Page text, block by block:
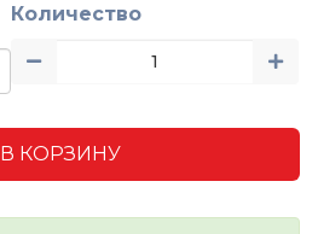
Количество
В КОРЗИНУ